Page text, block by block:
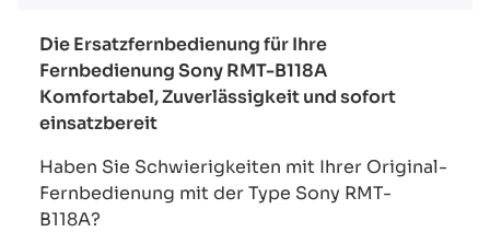
Die Ersatzfernbedienung für Ihre
Fernbedienung Sony RMT-B118A
Komfortabel, Zuverlässigkeit und sofort
einsatzbereit
Haben Sie Schwierigkeiten mit Ihrer Original-
Fernbedienung mit der Type Sony RMT-
B118A?